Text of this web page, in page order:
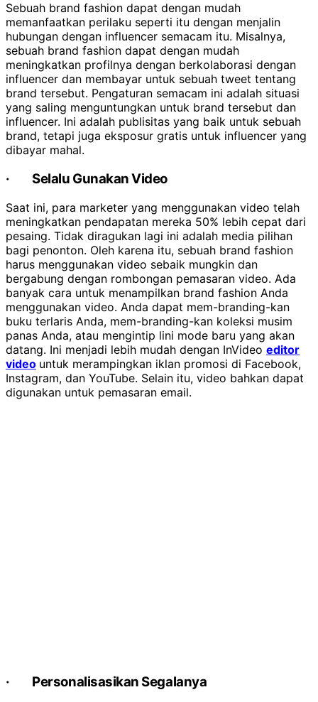
Sebuah brand fashion dapat dengan mudah
memanfaatkan perilaku seperti itu dengan menjalin
hubungan dengan influencer semacam itu. Misalnya,
sebuah brand fashion dapat dengan mudah
meningkatkan profilnya dengan berkolaborasi dengan
influencer dan membayar untuk sebuah tweet tentang
brand tersebut. Pengaturan semacam ini adalah situasi
yang saling menguntungkan untuk brand tersebut dan
influencer. Ini adalah publisitas yang baik untuk sebuah
brand, tetapi juga eksposur gratis untuk influencer yang
dibayar mahal.
·Selalu Gunakan Video
Saat ini, para marketer yang menggunakan video telah
meningkatkan pendapatan mereka 50% lebih cepat dari
pesaing. Tidak diragukan lagi ini adalah media pilihan
bagi penonton. Oleh karena itu, sebuah brand fashion
harus menggunakan video sebaik mungkin dan
bergabung dengan rombongan pemasaran video. Ada
banyak cara untuk menampilkan brand fashion Anda
menggunakan video. Anda dapat mem-branding-kan
buku terlaris Anda, mem-branding-kan koleksi musim
panas Anda, atau mengintip lini mode baru yang akan
datang. Ini menjadi lebih mudah dengan InVideo editor
video untuk merampingkan iklan promosi di Facebook,
Instagram, dan YouTube. Selain itu, video bahkan dapat
digunakan untuk pemasaran email.
· Personalisasikan Segalanya